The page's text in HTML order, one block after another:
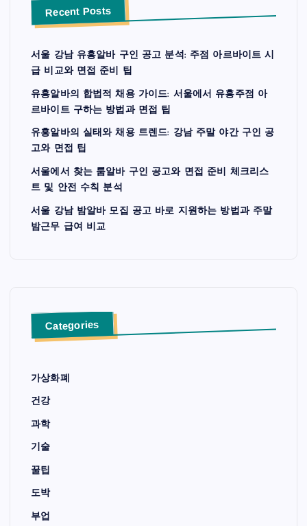
Recent Posts
서울 강남 유흥알바 구인 공고 분석: 주점 아르바이트 시
급 비교와 면접 준비 팁
유흥알바의 합법적 채용 가이드: 서울에서 유흥주점 아
르바이트 구하는 방법과 면접 팁
유흥알바의 실태와 채용 트렌드: 강남 주말 야간 구인 공
고와 면접 팁
서울에서 찾는 룸알바 구인 공고와 면접 준비 체크리스
트 및 안전 수칙 분석
서울 강남 밤알바 모집 공고 바로 지원하는 방법과 주말
밤근무 급여 비교
Categories
가상화폐
건강
과학
기술
꿀팁
도박
부업